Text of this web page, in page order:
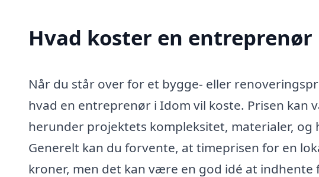
Hvad koster en entreprenør
Når du står over for et bygge- eller
hvad en entreprenør i Idom vil koste. Prisen
herunder projektets kompleksitet, materialer, og
Generelt kan du forvente, at timeprisen for en
kroner, men det kan være en god idé at